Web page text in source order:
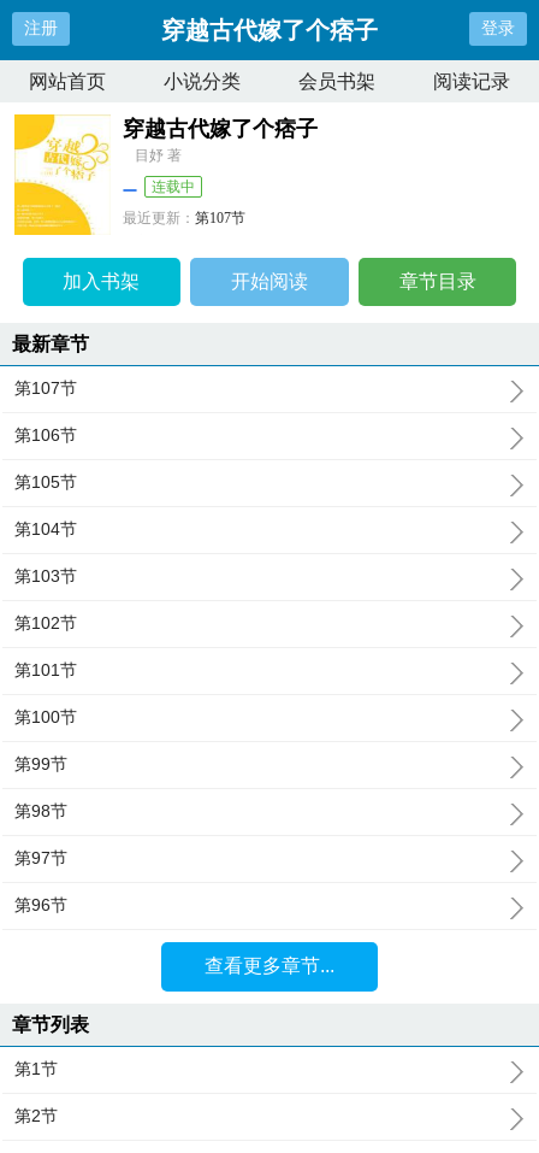
注册 穿越古代嫁了个痞子 登录
网站首页 小说分类 会员书架 阅读记录
穿越古代嫁了个痞子
目妤 著
连载中
最近更新：第107节
加入书架 开始阅读 章节目录
最新章节
第107节
第106节
第105节
第104节
第103节
第102节
第101节
第100节
第99节
第98节
第97节
第96节
查看更多章节...
章节列表
第1节
第2节